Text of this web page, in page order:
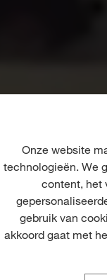
Onze website
technologieën. We
content, het
gebruik van
akkoord gaat met